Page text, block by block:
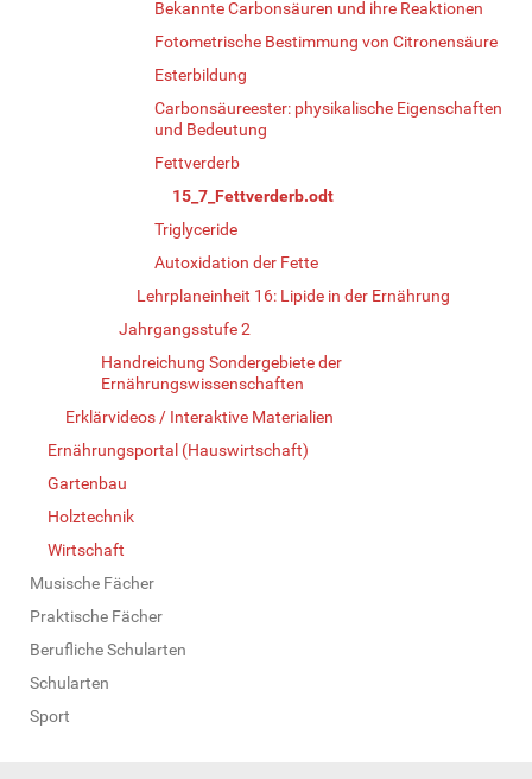
Bekannte Carbonsäuren und ihre Reaktionen
Fotometrische Bestimmung von Citronensäure
Esterbildung
Carbonsäureester: physikalische Eigenschaften
und Bedeutung
Fettverderb
15_7_Fettverderb.odt
Triglyceride
Autoxidation der Fette
Lehrplaneinheit 16: Lipide in der Ernährung
Jahrgangsstufe 2
Handreichung Sondergebiete der
Ernährungswissenschaften
Erklärvideos / Interaktive Materialien
Ernährungsportal (Hauswirtschaft)
Gartenbau
Holztechnik
Wirtschaft
Musische Fächer
Praktische Fächer
Berufliche Schularten
Schularten
Sport